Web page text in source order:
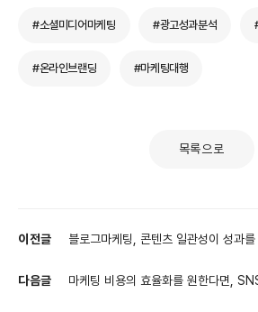
#소셜미디어마케팅 #광고성과분석
#온라인브랜딩 #마케팅대행
목록으로
이전글 블로그마케팅, 콘텐츠 일관성이 성과
다음글 마케팅 비용의 효율화를 원한다면,